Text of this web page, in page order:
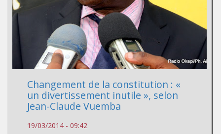
Changement de la constitution : «
un divertissement inutile », selon
Jean-Claude Vuemba
19/03/2014 - 09:42